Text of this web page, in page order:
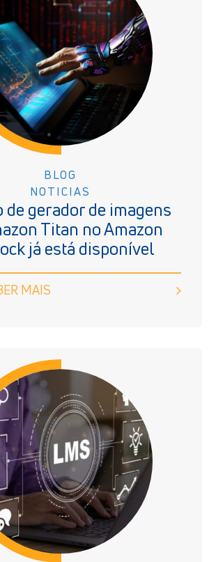
BLOG
NOTICIAS
de gerador de imagens
Titan no Amazon
já está disponível
MAIS